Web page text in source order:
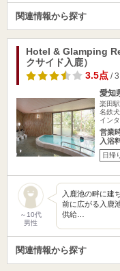
関連情報から探す
Hotel & Glamping
クサイド入鹿）
3.5点/ 3
愛知
楽田
名鉄
イン
営業
入浴
日帰
～10代
男性
入鹿池の畔に建
前に広がる入鹿
供給…
関連情報から探す